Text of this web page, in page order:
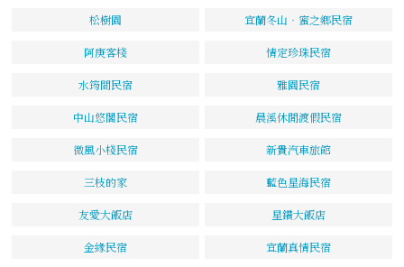
松樹園 宜蘭冬山‧蜜之鄉民宿
阿庚客棧 情定珍珠民宿
水筠間民宿 雅園民宿
中山悠閣民宿 晨溪休閒渡假民宿
微風小棧民宿 新貴汽車旅館
三枝的家 藍色星海民宿
友愛大飯店 星鑽大飯店
金緣民宿 宜蘭真情民宿